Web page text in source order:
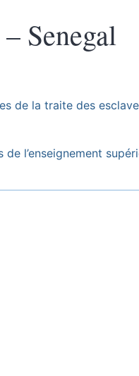
Senegal
de la traite des
l’enseignement